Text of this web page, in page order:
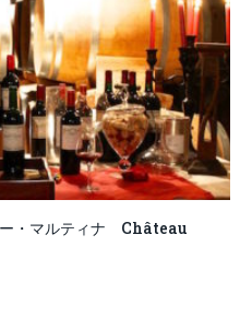
・マルティナ Château